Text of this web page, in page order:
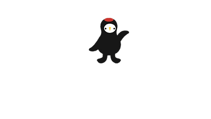
泊をしてみよう！！～」開催
報告！